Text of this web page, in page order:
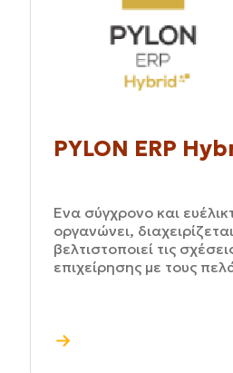
PYLON ERP
Ένα σύγχρονο και
οργανώνει,
βελτιστοποιεί τις
επιχείρησης με τους